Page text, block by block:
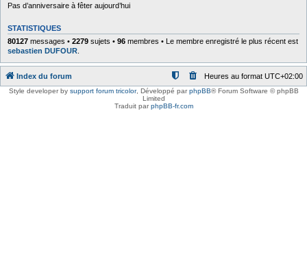
Pas d’anniversaire à fêter aujourd’hui
STATISTIQUES
80127 messages • 2279 sujets • 96 membres • Le membre enregistré le plus récent est
sebastien DUFOUR
Index du forum Heures au format UTC+02:00
Style developer by support forum tricolor, Développé parphpBB® Forum Software © phpBB
Limited
Traduit parphpBB-fr.com